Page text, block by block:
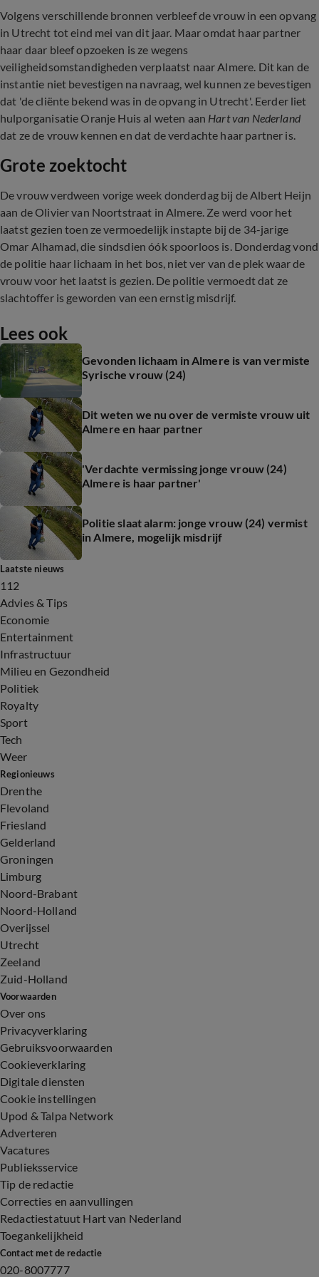
Volgens verschillende bronnen verbleef de vrouw in een opvang
in Utrecht tot eind mei van dit jaar. Maar omdat haar partner
haar daar bleef opzoeken is ze wegens
veiligheidsomstandigheden verplaatst naar Almere. Dit kan de
instantie niet bevestigen na navraag, wel kunnen ze bevestigen
dat 'de cliënte bekend was in de opvang in Utrecht'. Eerder liet
hulporganisatie Oranje Huis al weten aan Hart van Nederland
dat ze de vrouw kennen en dat de verdachte haar partner is.
Grote zoektocht
De vrouw verdween vorige week donderdag bij de Albert Heijn
aan de Olivier van Noortstraat in Almere. Ze werd voor het
laatst gezien toen ze vermoedelijk instapte bij de 34-jarige
Omar Alhamad, die sindsdien óók spoorloos is. Donderdag vond
de politie haar lichaam in het bos, niet ver van de plek waar de
vrouw voor het laatst is gezien. De politie vermoedt dat ze
slachtoffer is geworden van een ernstig misdrijf.
Lees ook
Gevonden lichaam in Almere is van vermiste
Syrische vrouw (24)
Dit weten we nu over de vermiste vrouw uit
Almere en haar partner
'Verdachte vermissing jonge vrouw (24)
Almere is haar partner'
Politie slaat alarm: jonge vrouw (24) vermist
in Almere, mogelijk misdrijf
Laatste nieuws
112
Advies & Tips
Economie
Entertainment
Infrastructuur
Milieu en Gezondheid
Politiek
Royalty
Sport
Tech
Weer
Regionieuws
Drenthe
Flevoland
Friesland
Gelderland
Groningen
Limburg
Noord-Brabant
Noord-Holland
Overijssel
Utrecht
Zeeland
Zuid-Holland
Voorwaarden
Over ons
Privacyverklaring
Gebruiksvoorwaarden
Cookieverklaring
Digitale diensten
Cookie instellingen
Upod & Talpa Network
Adverteren
Vacatures
Publieksservice
Tip de redactie
Correcties en aanvullingen
Redactiestatuut Hart van Nederland
Toegankelijkheid
Contact met de redactie
020-8007777